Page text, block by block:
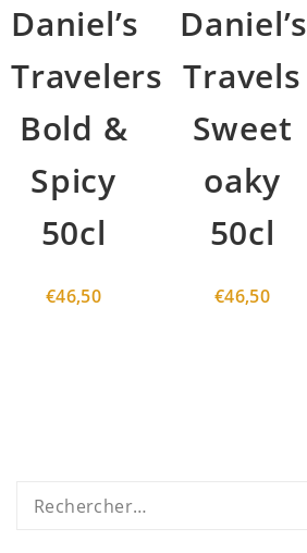
Daniel’s
Travelers
Bold &
Spicy
50cl
€46,50
Daniel’s
Travels
Sweet
oaky
50cl
€46,50
Rechercher :